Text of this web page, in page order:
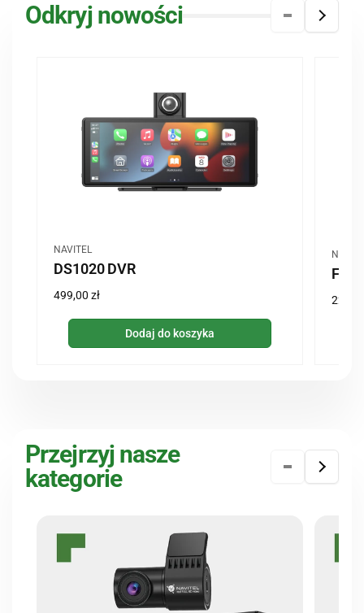
Odkryj nowości
Dostawca:
NAVITEL
DS1020 DVR
Cena
499,00 zł
Dodaj do koszyka
Cena
Przejrzyj nasze
kategorie